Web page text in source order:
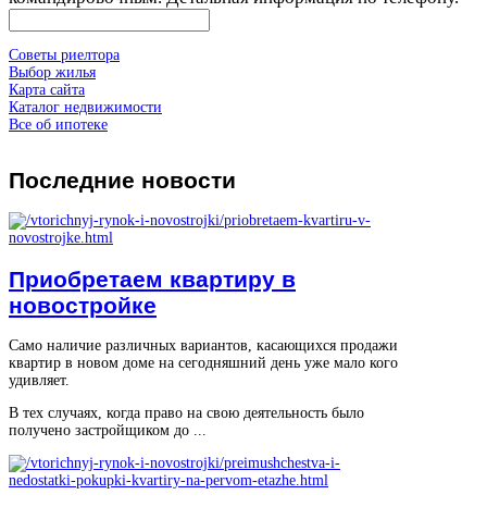
Советы риелтора
Выбор жилья
Карта сайта
Каталог недвижимости
Все об ипотеке
Последние новости
Приобретаем квартиру в
новостройке
Само наличие различных вариантов, касающихся продажи
квартир в новом доме на сегодняшний день уже мало кого
удивляет.
В тех случаях, когда право на свою деятельность было
получено застройщиком до ...